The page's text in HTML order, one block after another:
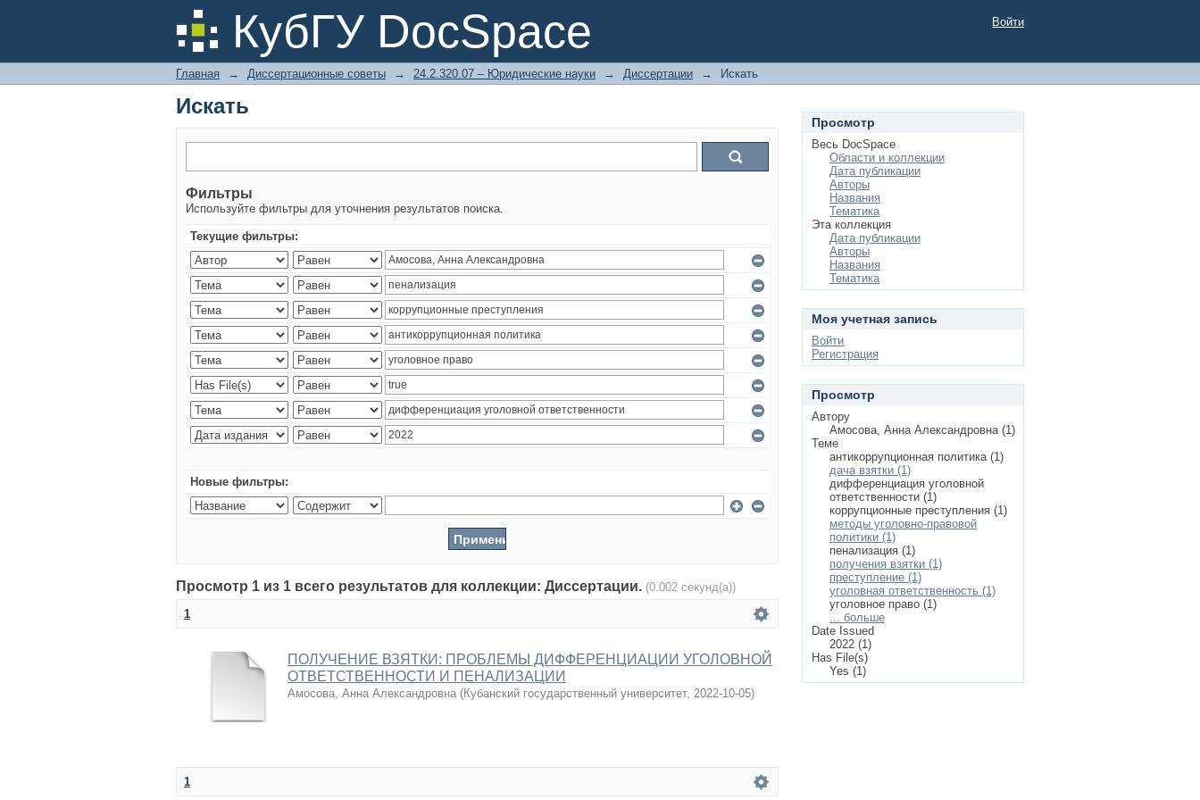
КубГУ DocSpace
Искать Войти
Главная → Диссертационные советы → 24.2.320.07 – Юридические науки → Диссертации → Искать
Искать
Фильтры
Используйте фильтры для уточнения результатов поиска.
Текущие фильтры:
Новые фильтры:
Просмотр 1 из 1 всего результатов для коллекции: Диссертации. (0.002 секунд(а))
1
ПОЛУЧЕНИЕ ВЗЯТКИ: ПРОБЛЕМЫ ДИФФЕРЕНЦИАЦИИ УГОЛОВНОЙ
ОТВЕТСТВЕННОСТИ И ПЕНАЛИЗАЦИИ
Амосова, Анна Александровна (Кубанский государственный университет, 2022-10-05)
1
Просмотр
Весь DocSpace
Области и коллекции
Дата публикации
Авторы
Названия
Тематика
Эта коллекция
Дата публикации
Авторы
Названия
Тематика
Моя учетная запись
Войти
Регистрация
Просмотр
Автору
Амосова, Анна Александровна (1)
Теме
антикоррупционная политика (1)
дача взятки (1)
дифференциация уголовной
ответственности (1)
коррупционные преступления (1)
методы уголовно-правовой
политики (1)
пенализация (1)
получения взятки (1)
преступление (1)
уголовная ответственность (1)
уголовное право (1)
... больше
Date Issued
2022 (1)
Has File(s)
Yes (1)